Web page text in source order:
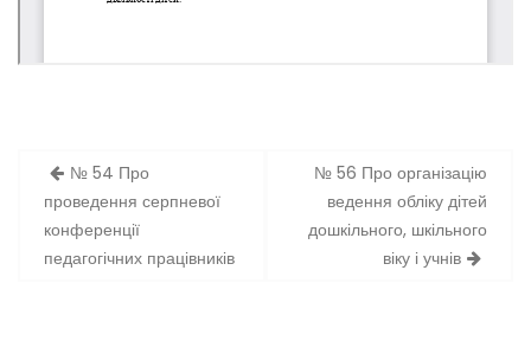
Навігація
записів
№ 54 Про
проведення серпневої
конференції
педагогічних працівників
№ 56 Про організацію
ведення обліку дітей
дошкільного, шкільного
віку і учнів